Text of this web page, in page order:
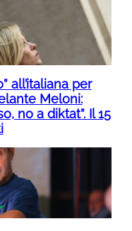
all’italiana per
Meloni:
no a diktat”. Il 15